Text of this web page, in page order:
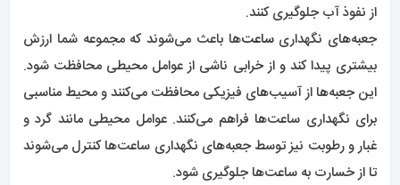
از نفوذ آب جلوگیری کنند.
جعبه‌های نگهداریساعت‌ها باعث می‌شوند که مجموعه شما ارزش
بیشتری پیدا کند و از خرابی ناشی از عوامل محیطی محافظت شود.
این جعبه‌ها از آسیب‌های فیزیکی محافظت می‌کنند و محیط مناسبی
برای نگهداری ساعت‌ها فراهم می‌کنند. عوامل محیطی مانند گرد و
غبار و رطوبت نیز توسط جعبه‌های نگهداری ساعت‌ها کنترل می‌شوند
تا از خسارت به ساعت‌ها جلوگیری شود.